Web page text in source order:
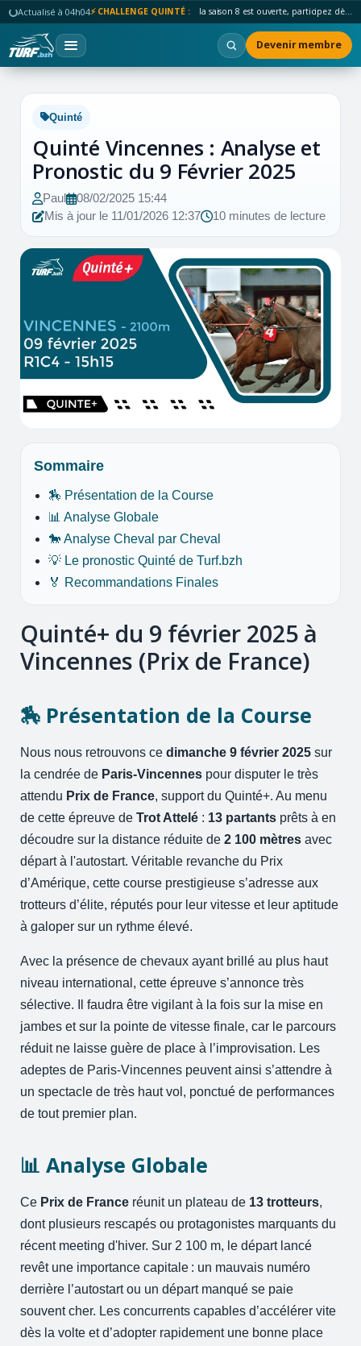
Actualisé à 04h04⚡ CHALLENGE QUINTÉ : la saison 8 est ouverte, participez dès maintenant !
Devenir membre
Quinté
Quinté Vincennes : Analyse et
Pronostic du 9 Février 2025
Paul
08/02/2025 15:44
Mis à jour le 11/01/2026 12:37
10 minutes de lecture
Sommaire
🏇 Présentation de la Course
📊 Analyse Globale
🐎 Analyse Cheval par Cheval
💡 Le pronostic Quinté de Turf.bzh
🏅 Recommandations Finales
Quinté+ du 9 février 2025 à
Vincennes (Prix de France)
🏇 Présentation de la Course
Nous nous retrouvons cedimanche 9 février 2025 sur
la cendrée de Paris-Vincennes pour disputer le très
attendu Prix de France, support du Quinté+. Au menu
de cette épreuve deTrot Attelé : 13 partants prêts à en
découdre sur la distance réduite de2 100 mètres avec
départ à l'autostart. Véritable revanche du Prix
d’Amérique, cette course prestigieuse s’adresse aux
trotteurs d’élite, réputés pour leur vitesse et leur aptitude
à galoper sur un rythme élevé.
Avec la présence de chevaux ayant brillé au plus haut
niveau international, cette épreuve s’annonce très
sélective. Il faudra être vigilant à la fois sur la mise en
jambes et sur la pointe de vitesse finale, car le parcours
réduit ne laisse guère de place à l’improvisation. Les
adeptes de Paris-Vincennes peuvent ainsi s’attendre à
un spectacle de très haut vol, ponctué de performances
de tout premier plan.
📊 Analyse Globale
Ce Prix de France réunit un plateau de 13 trotteurs,
dont plusieurs rescapés ou protagonistes marquants du
récent meeting d'hiver. Sur 2 100 m, le départ lancé
revêt une importance capitale : un mauvais numéro
derrière l’autostart ou un départ manqué se paie
souvent cher. Les concurrents capables d’accélérer vite
dès la volte et d’adopter rapidement une bonne place